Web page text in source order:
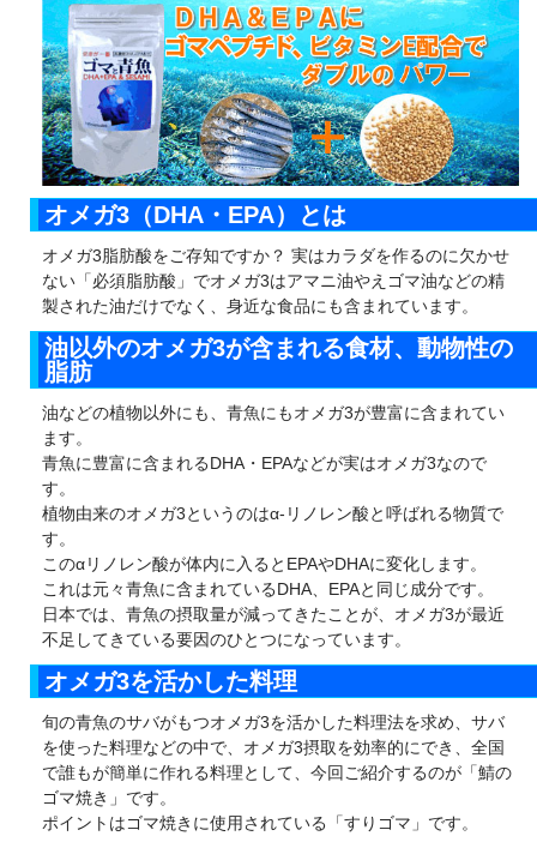
DHA・EPA・ゴマペプチドの含有量が違います！
オメガ3（DHA・EPA）とは
オメガ3脂肪酸をご存知ですか？ 実はカラダを作るのに欠かせ
ない「必須脂肪酸」でオメガ3はアマニ油やえゴマ油などの精
製された油だけでなく、身近な食品にも含まれています。
油以外のオメガ3が含まれる食材、動物性の
脂肪
油などの植物以外にも、青魚にもオメガ3が豊富に含まれてい
ます。
青魚に豊富に含まれるDHA・EPAなどが実はオメガ3なので
す。
植物由来のオメガ3というのはα-リノレン酸と呼ばれる物質で
す。
このαリノレン酸が体内に入るとEPAやDHAに変化します。
これは元々青魚に含まれているDHA、EPAと同じ成分です。
日本では、青魚の摂取量が減ってきたことが、オメガ3が最近
不足してきている要因のひとつになっています。
オメガ3を活かした料理
旬の青魚のサバがもつオメガ3を活かした料理法を求め、サバ
を使った料理などの中で、オメガ3摂取を効率的にでき、全国
で誰もが簡単に作れる料理として、今回ご紹介するのが「鯖の
ゴマ焼き」です。
ポイントはゴマ焼きに使用されている「すりゴマ」です。